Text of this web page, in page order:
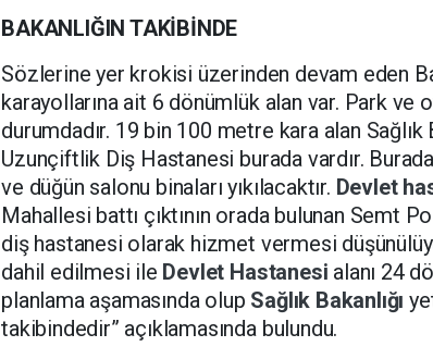
BAKANLIĞIN TAKİBİNDE
Sözlerine yer krokisi üzerinden devam eden
karayollarına ait 6 dönümlük alan var. Park
durumdadır. 19 bin 100 metre kara alan Sağlık
Uzunçiftlik Diş Hastanesi burada vardır.
ve düğün salonu binaları yıkılacaktır. Devlet
Mahallesi battı çıktının orada bulunan Semt
diş hastanesi olarak hizmet vermesi
dahil edilmesi ile Devlet Hastanesi alanı 24
planlama aşamasında olup Sağlık Bakanlığı
takibindedir” açıklamasında bulundu.